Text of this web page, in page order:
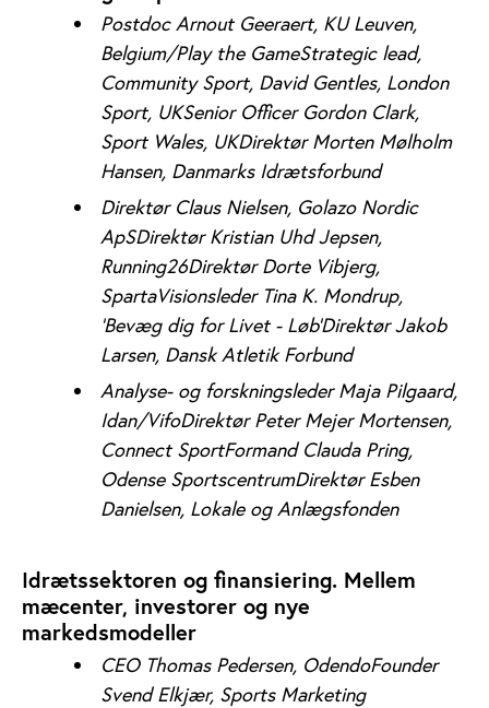
Postdoc Arnout Geeraert, KU Leuven,
Belgium/Play the GameStrategic lead,
Community Sport, David Gentles, London
Sport, UKSenior Officer Gordon Clark,
Sport Wales, UKDirektør Morten Mølholm
Hansen, Danmarks Idrætsforbund
Direktør Claus Nielsen, Golazo Nordic
ApSDirektør Kristian Uhd Jepsen,
Running26Direktør Dorte Vibjerg,
SpartaVisionsleder Tina K. Mondrup,
’Bevæg dig for Livet - Løb’Direktør Jakob
Larsen, Dansk Atletik Forbund
Analyse- og forskningsleder Maja Pilgaard,
Idan/VifoDirektør Peter Mejer Mortensen,
Connect SportFormand Clauda Pring,
Odense SportscentrumDirektør Esben
Danielsen, Lokale og Anlægsfonden
Idrætssektoren og finansiering. Mellem
mæcenter, investorer og nye
markedsmodeller
CEO Thomas Pedersen, OdendoFounder
Svend Elkjær, Sports Marketing